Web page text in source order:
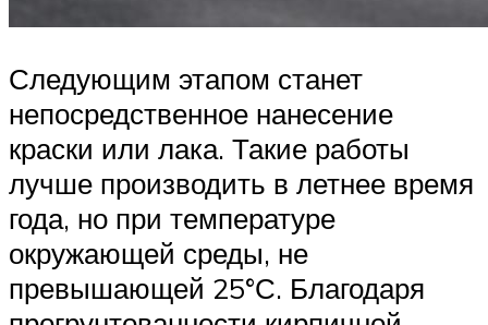
Следующим этапом станет
непосредственное нанесение
краски или лака. Такие работы
лучше производить в летнее время
года, но при температуре
окружающей среды, не
превышающей 25°С. Благодаря